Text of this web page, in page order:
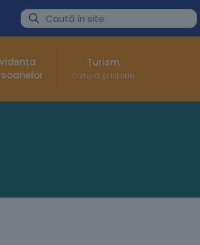
Turism
Cultură și Istorie